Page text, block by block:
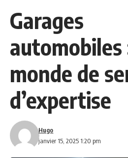
Garages
automobiles
monde de
d’expertise
janvier 15, 2025 1:20 pm
Hugo